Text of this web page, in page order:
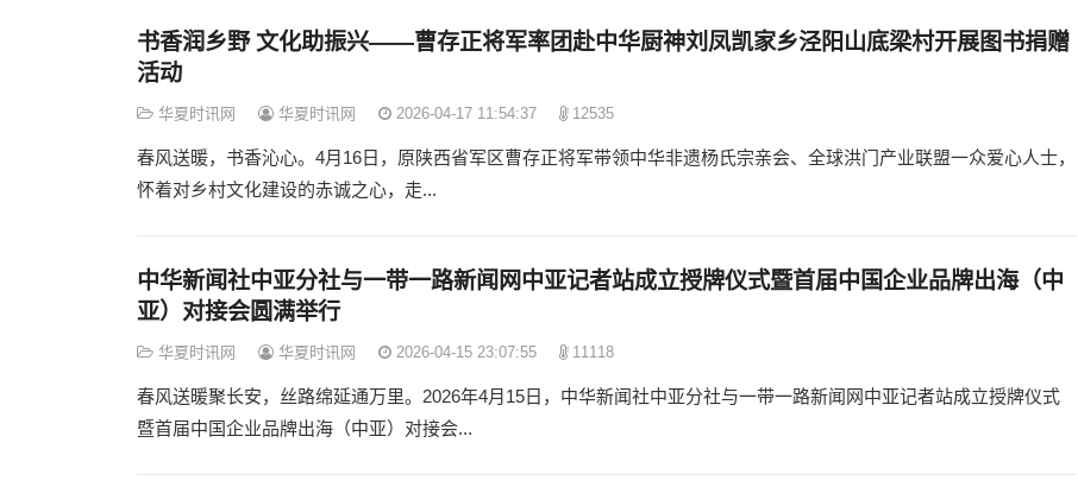
书香润乡野 文化助振兴——曹存正将军率团赴中华厨神刘凤凯家乡泾阳山底梁村开展图书捐赠
活动
华夏时讯网 华夏时讯网 2026-04-17 11:54:37 12535
春风送暖，书香沁心。4月16日，原陕西省军区曹存正将军带领中华非遗杨氏宗亲会、全球洪门产业联盟一众爱心人士，
怀着对乡村文化建设的赤诚之心，走...
中华新闻社中亚分社与一带一路新闻网中亚记者站成立授牌仪式暨首届中国企业品牌出海（中
亚）对接会圆满举行
华夏时讯网 华夏时讯网 2026-04-15 23:07:55 11118
春风送暖聚长安，丝路绵延通万里。2026年4月15日，中华新闻社中亚分社与一带一路新闻网中亚记者站成立授牌仪式
暨首届中国企业品牌出海（中亚）对接会...